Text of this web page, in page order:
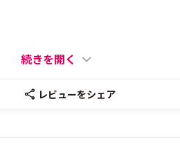
続きを開く
レビューをシェア